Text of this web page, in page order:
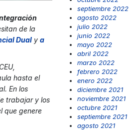
de la
Dual y a
hasta el
En los
trabajar y los
que genere
septiembre 2022
agosto 2022
julio 2022
junio 2022
mayo 2022
abril 2022
marzo 2022
febrero 2022
enero 2022
diciembre 2021
noviembre 2021
octubre 2021
septiembre 2021
agosto 2021